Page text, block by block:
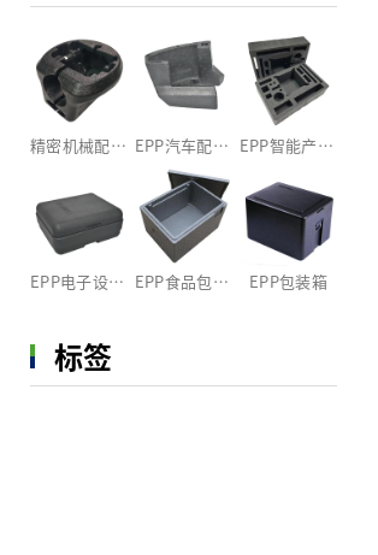
精密机械配件EPP包装 EPP汽车配件包装定制 EPP智能产品包装内衬
EPP电子设备包装箱 EPP食品包装盒 EPP包装箱
标签